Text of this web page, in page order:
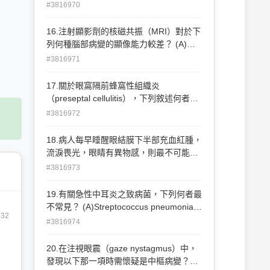
壓性青光眼較容易伴隨中央角膜厚度
（central corneal thickness）過厚
（occipital lobe） (C)右側顳葉
tract）
#3816970
16.注射顯影劑的核磁共振（MRI）對於下
列何種腦部病變的顯像能力較差？ (A)外
傷性頸動脈－中心靜脈竇瘻管（carotid-
(C)視神經脊髓炎造成的視交叉（optic
chiasm）發炎 (D)蝶鞍上的
#3816971
17.關於眼窩隔前蜂窩性組織炎
（preseptal cellulitis），下列敘述何者錯
誤？ (A)金黃色葡萄球菌為常見之致病菌
因蚊蟲叮咬造成 (D)可能衍生自中耳炎
#3816972
18.病人每早睡醒眼結膜下半部充血紅腫，
流淚畏光，眼睛有異物感，則最不可能罹
患何種病變？ (A)甲狀腺凸眼 (B)顏面神經
眼瞼痙攣
#3816973
19.有關急性中耳炎之致病菌，下列何者最
不常見？ (A)Streptococcus pneumoniae
(B)Haemophilus influenzae (C)Moraxella
#3816974
20.在注視眼震（gaze nystagmus）中，
發現以下那一項時需懷疑是中樞病變？